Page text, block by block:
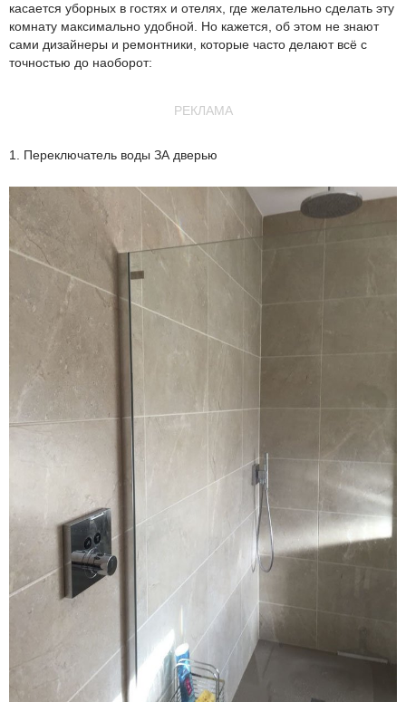
касается уборных в гостях и отелях, где желательно сделать эту
комнату максимально удобной. Но кажется, об этом не знают
сами дизайнеры и ремонтники, которые часто делают всё с
точностью до наоборот:
РЕКЛАМА
1. Переключатель воды ЗА дверью